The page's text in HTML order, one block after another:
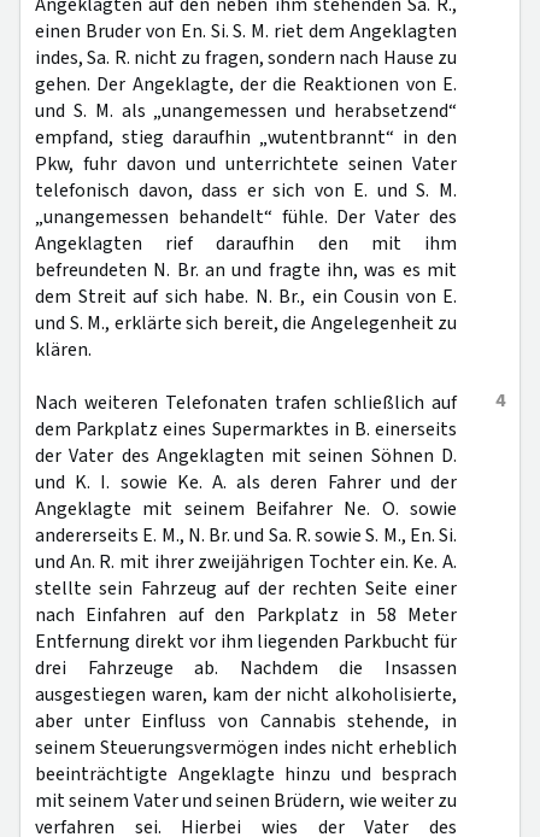
einen Bruder von En. Si. S. M. riet dem Angeklagten
indes, Sa. R. nicht zu fragen, sondern nach Hause zu
gehen. Der Angeklagte, der die Reaktionen von E.
und S. M. als „unangemessen und herabsetzend“
empfand, stieg daraufhin „wutentbrannt“ in den
Pkw, fuhr davon und unterrichtete seinen Vater
telefonisch davon, dass er sich von E. und S. M.
„unangemessen behandelt“ fühle. Der Vater des
Angeklagten rief daraufhin den mit ihm
befreundeten N. Br. an und fragte ihn, was es mit
dem Streit auf sich habe. N. Br., ein Cousin von E.
und S. M., erklärte sich bereit, die Angelegenheit zu
klären.
4
Nach weiteren Telefonaten trafen schließlich auf
dem Parkplatz eines Supermarktes in B. einerseits
der Vater des Angeklagten mit seinen Söhnen D.
und K. I. sowie Ke. A. als deren Fahrer und der
Angeklagte mit seinem Beifahrer Ne. O. sowie
andererseits E. M., N. Br. und Sa. R. sowie S. M., En. Si.
und An. R. mit ihrer zweijährigen Tochter ein. Ke. A.
stellte sein Fahrzeug auf der rechten Seite einer
nach Einfahren auf den Parkplatz in 58 Meter
Entfernung direkt vor ihm liegenden Parkbucht für
drei Fahrzeuge ab. Nachdem die Insassen
ausgestiegen waren, kam der nicht alkoholisierte,
aber unter Einfluss von Cannabis stehende, in
seinem Steuerungsvermögen indes nicht erheblich
beeinträchtigte Angeklagte hinzu und besprach
mit seinem Vater und seinen Brüdern, wie weiter zu
verfahren sei. Hierbei wies der Vater des